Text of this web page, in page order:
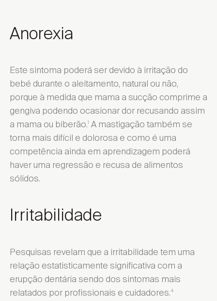
Anorexia
Este sintoma poderá ser devido à irritação do
bebé durante o aleitamento, natural ou não,
porque à medida que mama a sucção comprime a
gengiva podendo ocasionar dor recusando assim
a mama ou biberão.1 A mastigação também se
torna mais difícil e dolorosa e como é uma
competência ainda em aprendizagem poderá
haver uma regressão e recusa de alimentos
sólidos.
Irritabilidade
Pesquisas revelam que a irritabilidade tem uma
relação estatisticamente significativa com a
erupção dentária sendo dos sintomas mais
relatados por profissionais e cuidadores.4